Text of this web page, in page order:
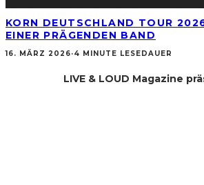
KORN DEUTSCHLAND TOUR
EINER PRÄGENDEN BAND
16. MÄRZ 2026·4 MINUTE LESEDAUER
LIVE & LOUD Magazine